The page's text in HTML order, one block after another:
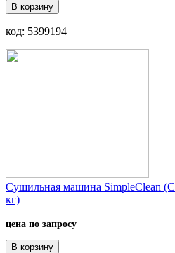
В корзину
код: 5399194
Сушильная машина SimpleClean
кг)
цена по запросу
В корзину